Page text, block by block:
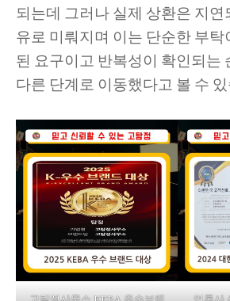
되는데 그러나 실제 상환은 지연
유로 미뤄지며 이는 단순한 부
된 요구이고 반복성이 확인되는
다른 단계로 이동했다고 볼 수